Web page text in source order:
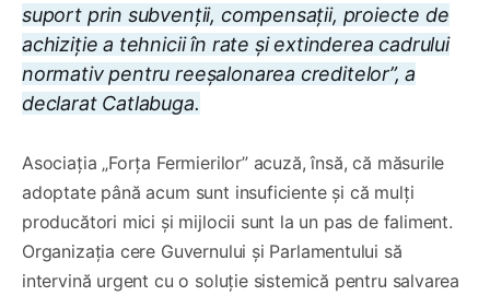
suport prin subvenții, compensații, proiecte de
achiziție a tehnicii în rate și extinderea cadrului
normativ pentru reeșalonarea creditelor”, a
declarat Catlabuga.
Asociația „Forța Fermierilor” acuză, însă, că măsurile
adoptate până acum sunt insuficiente și că mulți
producători mici și mijlocii sunt la un pas de faliment.
Organizația cere Guvernului și Parlamentului să
intervină urgent cu o soluție sistemică pentru salvarea